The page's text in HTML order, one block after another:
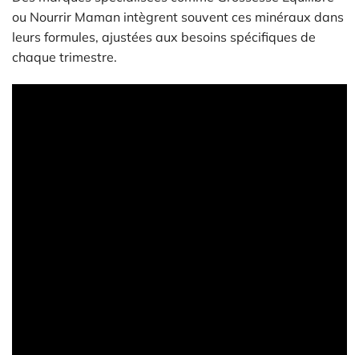
ou Nourrir Maman intègrent souvent ces minéraux dans
leurs formules, ajustées aux besoins spécifiques de
chaque trimestre.